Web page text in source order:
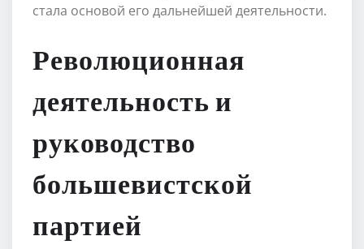
стала основой его дальнейшей деятельности.
Революционная
деятельность и
руководство
большевистской
партией